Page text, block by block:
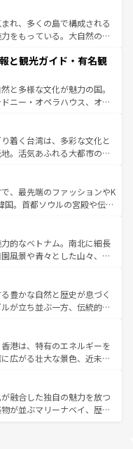
ョッピング、エンターテイ
ポットだ。一方、アメリカ
ンドキャニオンやイエロー
楽と美食が融合した独特の
の各地域で異なる魅力を楽
な歴史を感じることができ
プや列車の旅も、アメリカ
れ、多くの島で構成される
をもっている。大自然の神
番の観光地といえばオアフ
らマウイ島やカウアイ島が
に輝く海をはじめ、豊かな
アロハスピリット」と呼ば
やハワイアンミュージッ
すべてがハワイの魅力を彩
発見と感動が待っているハ
と観光ガイド・有名観
と多様な文化が魅力の国。
ニー・オペラハウス、オー
えるウルル（エアーズロッ
林やケアンズの熱帯雨林な
、カフェやワイン、オージ
ており、サーフィンやダイ
トドア好きにはたまらな
力を存分に味わいつくそ
着く台湾は、多彩な文化と
。活気あふれる大都市の台
台湾東部など、都市の喧騒
、訪れる人に新しい発見と
、奥深い台湾の食文化も魅
ど、バラエティ豊かな料理
の台湾情報は コンテンツ一覧を参
、最先端のファッションやK
。首都ソウルの宮殿や伝統
々の自然美を楽しむことが
、絶品のストリートフード
っている。夜には、韓国な
多彩な魅力を心ゆくまで味
。 なお、新着の韓国情報はコンテンツ一
的なベトナム。南北に細長
風景や青々とした山々、世
。ハノイの古い町並みやホ
の建物も、独特の雰囲気を
ティの豊かさとおいしさで
トナムコーヒーなどは、ぜ
を訪れてもあたたかい人々
きっと忘れられない旅にな
豊かな自然と歴史が息づく
が立ち並ぶ一方、伝統的な
はチェンマイなどの山岳地
プーケットやクラビの美し
むことができる。タイ料理
どの季節にも異なる楽しみ
イの人々、仏教を中心とし
が、訪れる旅人を魅了し続
港は、特有のエネルギーを
広がる壮大な景色、近未来
ず。観光スポットが密集し
れるのも魅力。息をのむよ
、香港を存分に楽しみ尽く
融合した独自の魅力を放つ
が並ぶマリーナベイ、歴史